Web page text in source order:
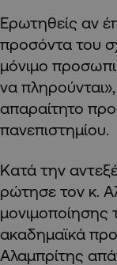
Ερωτηθείς αν
προσόντα του
μόνιμο
να
απαραίτητο
πανεπιστημίου.
Κατά την
ρώτησε τον κ.
μονιμοποίησης
ακαδημαϊκά
Αλαμπρίτης